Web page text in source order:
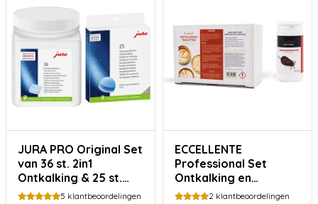
JURA PRO Original Set
van 36 st. 2in1
Ontkalking & 25 st.
3in1 Reiniging
5 klantbeoordelingen
ECCELLENTE
Professional Set
Ontkalking en
Reiniging voor JURA
2 klantbeoordelingen